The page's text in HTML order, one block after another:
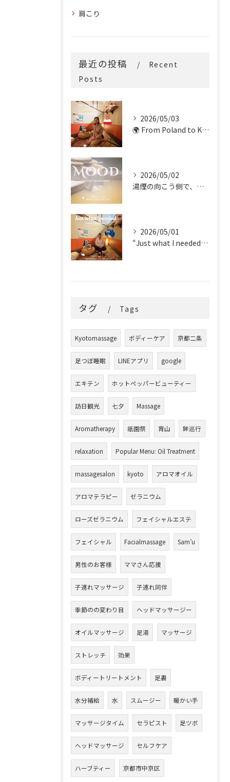
肩こり
最近の投稿
Recent
Posts
2026/05/03
🌍 From Poland to Kyoto! 🇵🇱✨
2026/05/02
湯煙の向こう側で、魂の輪郭を整える。
2026/05/01
“Just what I needed!” ✨
タグ Tags
Kyotomassage ボディーケア 京都二条
足つぼ睡眠 LINEアプリ google
エキテン ホットペッパービューティー
訪日観光 七夕 Massage
Aromatherapy 祇園祭 宵山 鉾巡行
relaxation Popular Menu: Oil Treatment
massagesalon kyoto アロマオイル
アロマテラピー ゼラニウム
ローズゼラニウム フェイシャルエステ
フェイシャル Facialmassage Sam’u
男性のお客様 ママさん応援
子連れマッサージ 子連れ同伴
季節のの変わり目 ヘッドマッサージー
オイルマッサージ 足湯 マッサージ
ストレッチ 効果
ボディートリートメント 足裏
水分補給 水 スムージー 暖かい手
マッサージタイム セラピスト 足ツボ
ヘッドマッサージ セルフケア
ハーブティー 京都市中京区